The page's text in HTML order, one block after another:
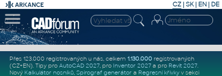
CZ | SK| EN | DE
Přes 123.000 registrovaných u nás, celkem 1.130.000registrovaných
(CZ+EN). Tipy pro AutoCAD 2027, pro Inventor 2027a pro Revit 2027.
Nový Kalkulátor nosníků, Spirograf generátor a Regresní křivkyv sekci